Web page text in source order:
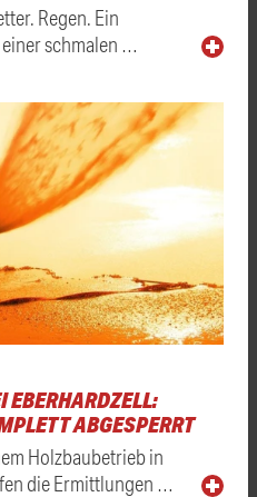
Regen. Ein
schmalen …
B
ABGESPERRT
Holzbaubetrieb in
die Ermittlungen …